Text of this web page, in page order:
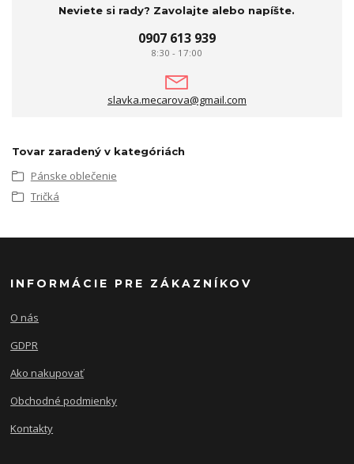
Neviete si rady? Zavolajte alebo napíšte.
0907 613 939
8:30 - 17:00
slavka.mecarova@gmail.com
Tovar zaradený v kategóriách
Pánske oblečenie
Tričká
INFORMÁCIE PRE ZÁKAZNÍKOV
O nás
GDPR
Ako nakupovať
Obchodné podmienky
Kontakty